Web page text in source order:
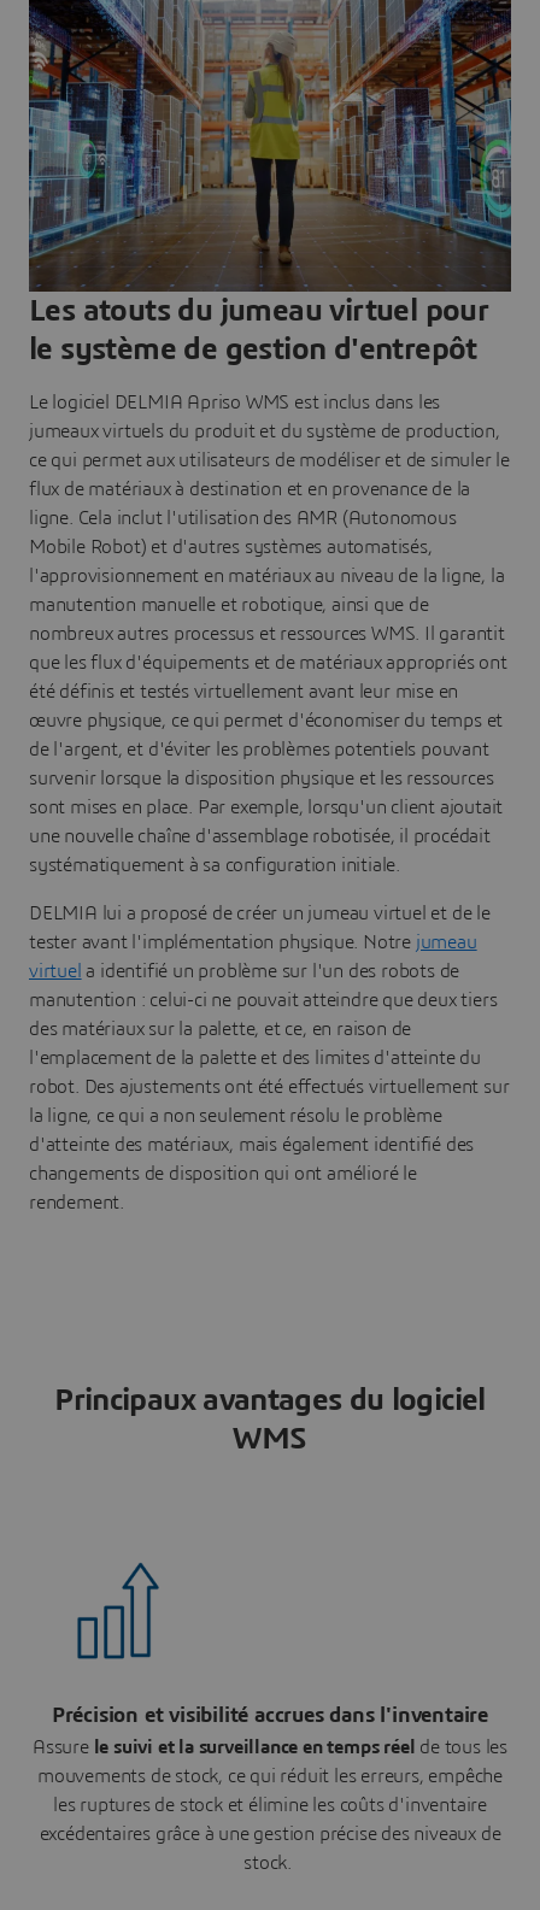
Les atouts du jumeau virtuel pour
le système de gestion d'entrepôt
Le logiciel DELMIA Apriso WMS est inclus dans les
jumeaux virtuels du produit et du système de production,
ce qui permet aux utilisateurs de modéliser et de simuler le
flux de matériaux à destination et en provenance de la
ligne. Cela inclut l'utilisation des AMR (Autonomous
Mobile Robot) et d'autres systèmes automatisés,
l'approvisionnement en matériaux au niveau de la ligne, la
manutention manuelle et robotique, ainsi que de
nombreux autres processus et ressources WMS. Il garantit
que les flux d'équipements et de matériaux appropriés ont
été définis et testés virtuellement avant leur mise en
œuvre physique, ce qui permet d'économiser du temps et
de l'argent, et d'éviter les problèmes potentiels pouvant
survenir lorsque la disposition physique et les ressources
sont mises en place. Par exemple, lorsqu'un client ajoutait
une nouvelle chaîne d'assemblage robotisée, il procédait
systématiquement à sa configuration initiale.
DELMIA lui a proposé de créer un jumeau virtuel et de le
tester avant l'implémentation physique. Notre jumeau
virtuel a identifié un problème sur l'un des robots de
manutention : celui-ci ne pouvait atteindre que deux tiers
des matériaux sur la palette, et ce, en raison de
l'emplacement de la palette et des limites d'atteinte du
robot. Des ajustements ont été effectués virtuellement sur
la ligne, ce qui a non seulement résolu le problème
d'atteinte des matériaux, mais également identifié des
changements de disposition qui ont amélioré le
rendement.
Principaux avantages du logiciel
WMS
Précision et visibilité accrues dans l'inventaire
Assure le suivi et la surveillance en temps réel de tous les
mouvements de stock, ce qui réduit les erreurs, empêche
les ruptures de stock et élimine les coûts d'inventaire
excédentaires grâce à une gestion précise des niveaux de
stock.